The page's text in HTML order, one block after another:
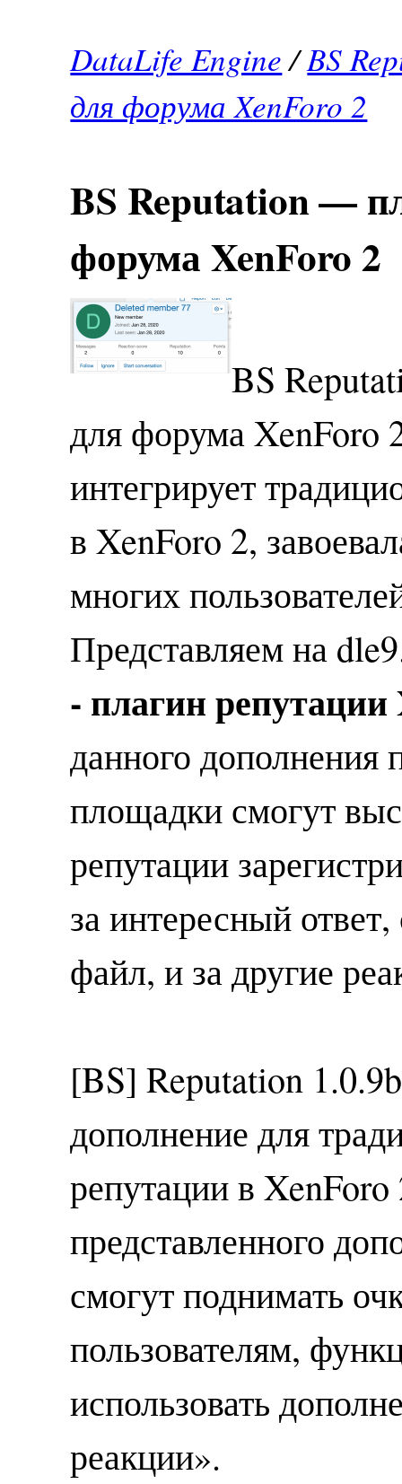
DataLife Engine/BS
для форума XenForo 2
BS Reputation —
форума XenForo 2
BS
для форума XenForo
интегрирует
в XenForo 2,
многих
Представляем на
- плагин репутации
данного дополнения
площадки смогут
репутации
за интересный
файл, и за другие
[BS] Reputation
дополнение для
репутации в
представленного
смогут поднимать
пользователям,
использовать
реакции».